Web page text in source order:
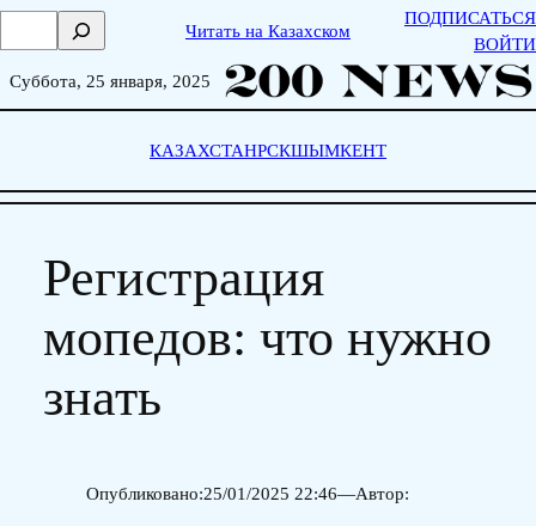
Skip
о
Читать на Казахском
ПОДПИСАТЬСЯ
ВОЙТИ
Суббота, 25 января, 2025
КАЗАХСТАНРСКШЫМКЕНТ
Регистрация
мопедов: что нужно
знать
Опубликовано:25/01/2025 22:46—Автор: